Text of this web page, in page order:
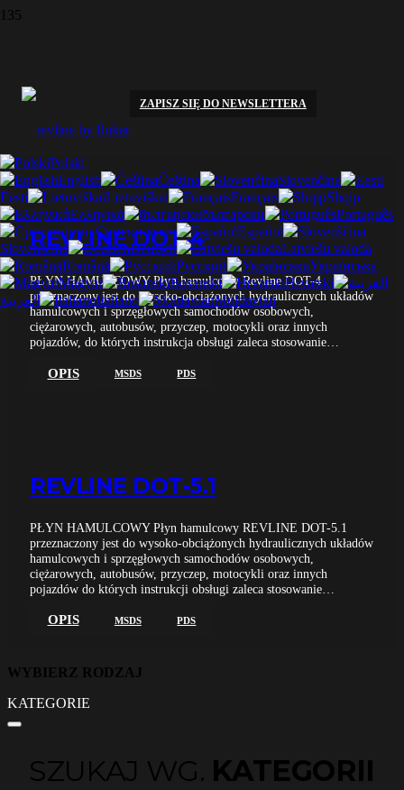
ZAPISZ SIĘ DO NEWSLETTERA
Polski
English
Čeština
Slovenčina
Eesti
Lietuviškai Français
Shqip
Ελληνικά
български
Português
Српски језик
Español
Slovenščina
Deutsch
Latviešu valoda
Română
Русский
Українська
Magyar
Bosanski
Hrvatski
العربية
Italiano Moldavian
WSZYSTKIEPRODUKTY
REVLINE DOT-4
PŁYN HAMULCOWY Płyn hamulcowy Revline DOT-4
przeznaczony jest do wysoko-obciążonych hydraulicznych układów
hamulcowych i sprzęgłowych samochodów osobowych,
ciężarowych, autobusów, przyczep, motocykli oraz innych
pojazdów, do których instrukcja obsługi zaleca stosowanie…
OPIS MSDS PDS
REVLINE DOT-5.1
PŁYN HAMULCOWY Płyn hamulcowy REVLINE DOT-5.1
przeznaczony jest do wysoko-obciążonych hydraulicznych układów
hamulcowych i sprzęgłowych samochodów osobowych,
ciężarowych, autobusów, przyczep, motocykli oraz innych
pojazdów do których instrukcji obsługi zaleca stosowanie…
OPIS MSDS PDS
WYBIERZ RODZAJ
KATEGORIE
SZUKAJ WG. KATEGORII